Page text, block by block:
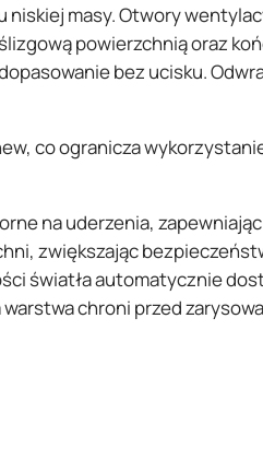
masy. Otwory
powierzchnią oraz
bez ucisku.
co ogranicza
na uderzenia,
zwiększając
światła automatycznie
chroni przed